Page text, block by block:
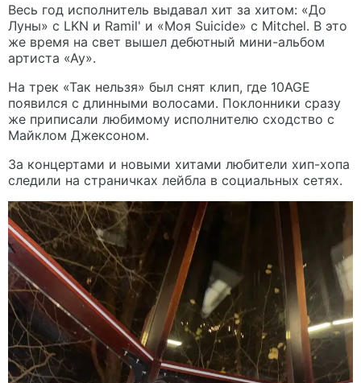
Весь год исполнитель выдавал хит за хитом: «До
Луны» с LKN и Ramil' и «Моя Suicide» с Mitchel. В это
же время на свет вышел дебютный мини-альбом
артиста «Ау».
На трек «Так нельзя» был снят клип, где 10AGE
появился с длинными волосами. Поклонники сразу
же приписали любимому исполнителю сходство с
Майклом Джексоном.
За концертами и новыми хитами любители хип-хопа
следили на страничках лейбла в социальных сетях.